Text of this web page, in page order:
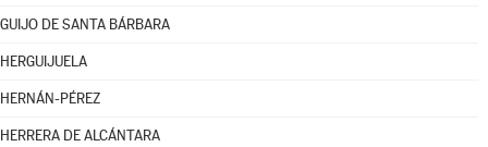
GUIJO DE SANTA BÁRBARA
HERGUIJUELA
HERNÁN-PÉREZ
HERRERA DE ALCÁNTARA